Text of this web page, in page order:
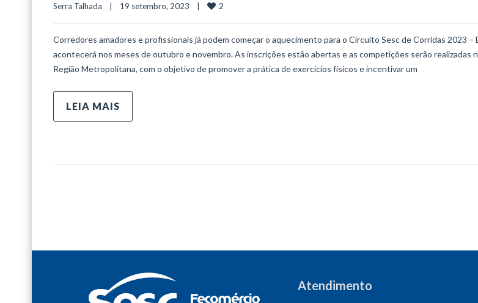
Serra Talhada
    |    19 setembro, 2023    |
2
Corredores amadores e profissionais já podem começar o aquecimento para o Circuito Sesc de Corridas 2023 –
acontecerá nos meses de outubro e novembro. As inscrições estão abertas e as competições serão realizadas
Região Metropolitana, com o objetivo de promover a prática de exercícios físicos e incentivar um
LEIA MAIS
Atendimento